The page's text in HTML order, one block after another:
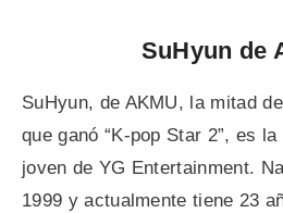
SuHyun de
SuHyun, de AKMU, la mitad
que ganó “K-pop Star 2”, es
joven de YG Entertainment.
1999 y actualmente tiene 23